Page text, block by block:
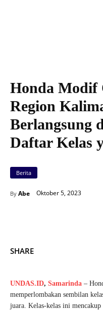
Honda Modif
Region
Berlangsung
Daftar Kelas
Berita
By Abe Oktober 5, 2023
SHARE
UNDAS.ID, Samarinda –
memperlombakan sembilan
juara. Kelas-kelas ini